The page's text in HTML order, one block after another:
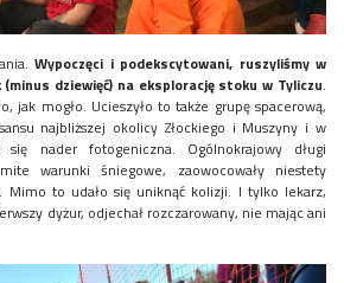
Wypoczęci i podekscytowani, ruszyliśmy w
dziewięć) na eksplorację stoku w Tyliczu.
jak mogło. Ucieszyło to także grupę spacerową,
najbliższej okolicy Złockiego i Muszyny i w
się nader fotogeniczna. Ogólnokrajowy długi
warunki śniegowe, zaowocowały niestety
Mimo to udało się uniknąć kolizji. I tylko lekarz,
dyżur, odjechał rozczarowany, nie mając ani